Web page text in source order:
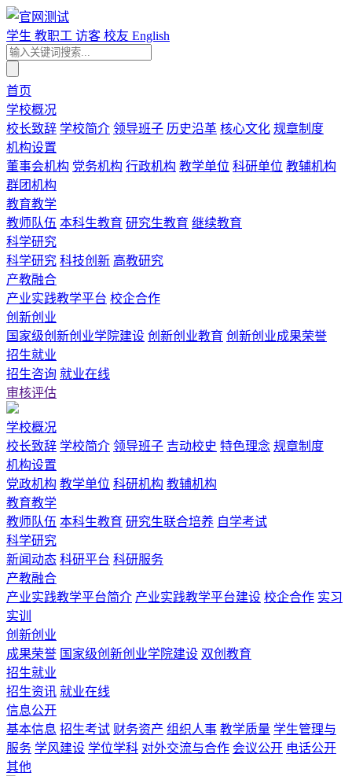
学生 教职工 访客 校友 English
首页
学校概况
校长致辞 学校简介 领导班子 历史沿革 核心文化 规章制度
机构设置
董事会机构 党务机构 行政机构 教学单位 科研单位 教辅机构
群团机构
教育教学
教师队伍 本科生教育 研究生教育 继续教育
科学研究
科学研究 科技创新 高教研究
产教融合
产业实践教学平台 校企合作
创新创业
国家级创新创业学院建设 创新创业教育 创新创业成果荣誉
招生就业
招生咨询 就业在线
审核评估
学校概况
校长致辞 学校简介 领导班子 吉动校史 特色理念 规章制度
机构设置
党政机构 教学单位 科研机构 教辅机构
教育教学
教师队伍 本科生教育 研究生联合培养 自学考试
科学研究
新闻动态 科研平台 科研服务
产教融合
产业实践教学平台简介 产业实践教学平台建设 校企合作 实习
实训
创新创业
成果荣誉 国家级创新创业学院建设 双创教育
招生就业
招生资讯 就业在线
信息公开
基本信息 招生考试 财务资产 组织人事 教学质量 学生管理与
服务 学风建设 学位学科 对外交流与合作 会议公开 电话公开
其他